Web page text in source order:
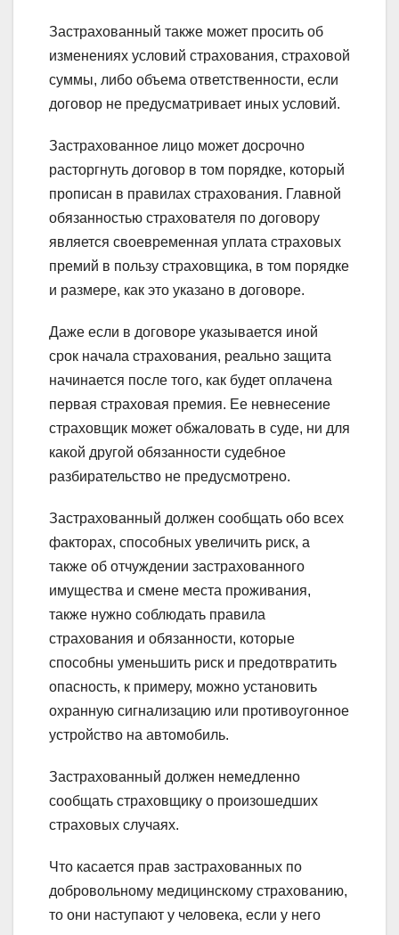
Застрахованный также может просить об
изменениях условий страхования, страховой
суммы, либо объема ответственности, если
договор не предусматривает иных условий.
Застрахованное лицо может досрочно
расторгнуть договор в том порядке, который
прописан в правилах страхования. Главной
обязанностью страхователя по договору
является своевременная уплата страховых
премий в пользу страховщика, в том порядке
и размере, как это указано в договоре.
Даже если в договоре указывается иной
срок начала страхования, реально защита
начинается после того, как будет оплачена
первая страховая премия. Ее невнесение
страховщик может обжаловать в суде, ни для
какой другой обязанности судебное
разбирательство не предусмотрено.
Застрахованный должен сообщать обо всех
факторах, способных увеличить риск, а
также об отчуждении застрахованного
имущества и смене места проживания,
также нужно соблюдать правила
страхования и обязанности, которые
способны уменьшить риск и предотвратить
опасность, к примеру, можно установить
охранную сигнализацию или противоугонное
устройство на автомобиль.
Застрахованный должен немедленно
сообщать страховщику о произошедших
страховых случаях.
Что касается прав застрахованных по
добровольному медицинскому страхованию,
то они наступают у человека, если у него